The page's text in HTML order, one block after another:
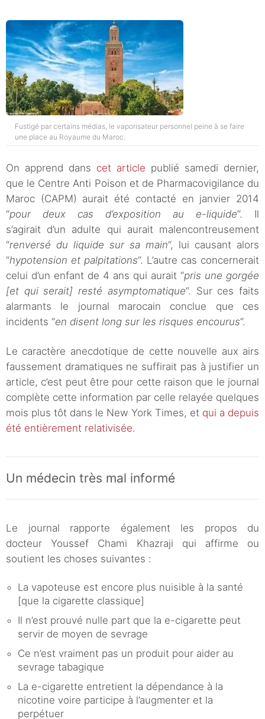
Fustigé par certains médias, le vaporisateur personnel peine à se faire
une place au Royaume du Maroc.
On apprend dans cet article publié samedi dernier,
que le Centre Anti Poison et de Pharmacovigilance du
Maroc (CAPM) aurait été contacté en janvier 2014
“pour deux cas d’exposition au e-liquide“. Il
s’agirait d’un adulte qui aurait malencontreusement
“renversé du liquide sur sa main“, lui causant alors
“hypotension et palpitations“. L’autre cas concernerait
celui d’un enfant de 4 ans qui aurait “pris une gorgée
[et qui serait] resté asymptomatique“. Sur ces faits
alarmants le journal marocain conclue que ces
incidents “en disent long sur les risques encourus“.
Le caractère anecdotique de cette nouvelle aux airs
faussement dramatiques ne suffirait pas à justifier un
article, c’est peut être pour cette raison que le journal
complète cette information par celle relayée quelques
mois plus tôt dans le New York Times, et qui a depuis
été entièrement relativisée.
Un médecin très mal informé
Le journal rapporte également les propos du
docteur Youssef Chami Khazraji qui affirme ou
soutient les choses suivantes :
La vapoteuse est encore plus nuisible à la santé
[que la cigarette classique]
Il n’est prouvé nulle part que la e-cigarette peut
servir de moyen de sevrage
Ce n’est vraiment pas un produit pour aider au
sevrage tabagique
La e-cigarette entretient la dépendance à la
nicotine voire participe à l’augmenter et la
perpétuer